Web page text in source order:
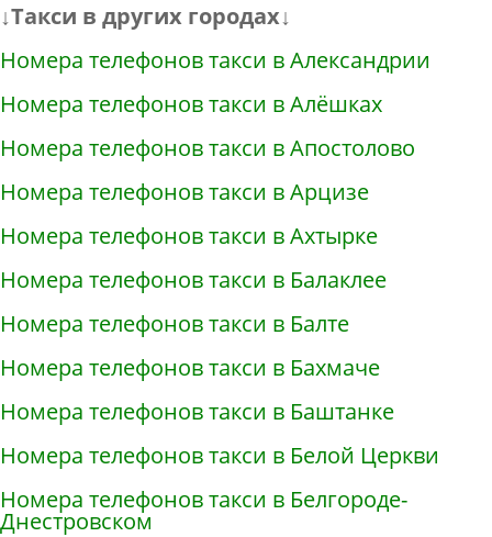
↓Такси в других городах↓
Номера телефонов такси в Александрии
Номера телефонов такси в Алёшках
Номера телефонов такси в Апостолово
Номера телефонов такси в Арцизе
Номера телефонов такси в Ахтырке
Номера телефонов такси в Балаклее
Номера телефонов такси в Балте
Номера телефонов такси в Бахмаче
Номера телефонов такси в Баштанке
Номера телефонов такси в Белой Церкви
Номера телефонов такси в Белгороде-
Днестровском